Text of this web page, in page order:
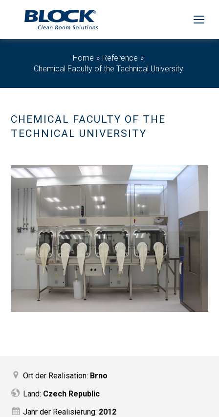
Home
Reference
Chemical Faculty of the Technical University
CHEMICAL FACULTY OF THE
TECHNICAL UNIVERSITY
Ort der Realisation: Brno
Land: Czech Republic
Jahr der Realisierung: 2012